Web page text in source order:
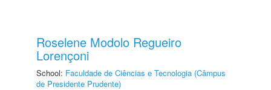
Roselene Modolo Regueiro
Lorençoni
School: Faculdade de Ciências e Tecnologia (Câmpus
de Presidente Prudente)